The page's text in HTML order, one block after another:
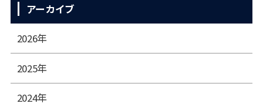
アーカイブ
2026年
2025年
2024年